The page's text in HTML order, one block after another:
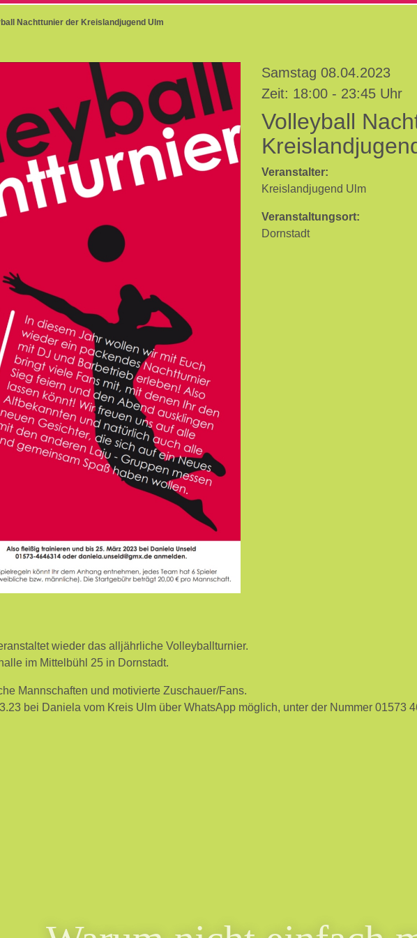
Nachttunier der Kreislandjugend Ulm
Samstag 08.04.2023
Zeit: 18:00 - 23:45 Uhr
Volleyball
Veranstalter:
Kreislandjugend Ulm
Veranstaltungsort:
Dornstadt
wieder das alljährliche Volleyballturnier.
im Mittelbühl 25 in Dornstadt.
Mannschaften und motivierte Zuschauer/Fans.
bei Daniela vom Kreis Ulm über WhatsApp möglich, unter der Nummer 01573